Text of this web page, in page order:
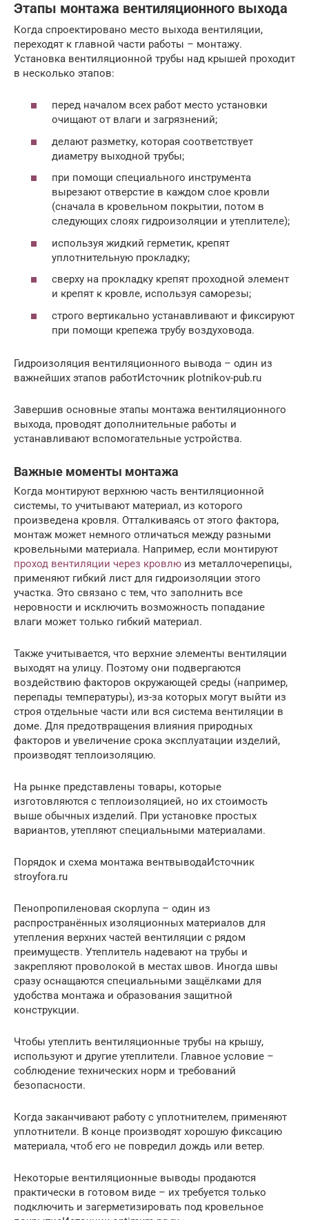
Этапы монтажа вентиляционного выхода
Когда спроектировано место выхода вентиляции,
переходят к главной части работы – монтажу.
Установка вентиляционной трубы над крышей проходит
в несколько этапов:
перед началом всех работ место установки
очищают от влаги и загрязнений;
делают разметку, которая соответствует
диаметру выходной трубы;
при помощи специального инструмента
вырезают отверстие в каждом слое кровли
(сначала в кровельном покрытии, потом в
следующих слоях гидроизоляции и утеплителе);
используя жидкий герметик, крепят
уплотнительную прокладку;
сверху на прокладку крепят проходной элемент
и крепят к кровле, используя саморезы;
строго вертикально устанавливают и фиксируют
при помощи крепежа трубу воздуховода.
Гидроизоляция вентиляционного вывода – один из
важнейших этапов работИсточник plotnikov-pub.ru
Завершив основные этапы монтажа вентиляционного
выхода, проводят дополнительные работы и
устанавливают вспомогательные устройства.
Важные моменты монтажа
Когда монтируют верхнюю часть вентиляционной
системы, то учитывают материал, из которого
произведена кровля. Отталкиваясь от этого фактора,
монтаж может немного отличаться между разными
кровельными материала. Например, если монтируют
проход вентиляции через кровлю из металлочерепицы,
применяют гибкий лист для гидроизоляции этого
участка. Это связано с тем, что заполнить все
неровности и исключить возможность попадание
влаги может только гибкий материал.
Также учитывается, что верхние элементы вентиляции
выходят на улицу. Поэтому они подвергаются
воздействию факторов окружающей среды (например,
перепады температуры), из-за которых могут выйти из
строя отдельные части или вся система вентиляции в
доме. Для предотвращения влияния природных
факторов и увеличение срока эксплуатации изделий,
производят теплоизоляцию.
На рынке представлены товары, которые
изготовляются с теплоизоляцией, но их стоимость
выше обычных изделий. При установке простых
вариантов, утепляют специальными материалами.
Порядок и схема монтажа вентвыводаИсточник
stroyfora.ru
Пенопропиленовая скорлупа – один из
распространённых изоляционных материалов для
утепления верхних частей вентиляции с рядом
преимуществ. Утеплитель надевают на трубы и
закрепляют проволокой в местах швов. Иногда швы
сразу оснащаются специальными защёлками для
удобства монтажа и образования защитной
конструкции.
Чтобы утеплить вентиляционные трубы на крышу,
используют и другие утеплители. Главное условие –
соблюдение технических норм и требований
безопасности.
Когда заканчивают работу с уплотнителем, применяют
уплотнители. В конце производят хорошую фиксацию
материала, чтоб его не повредил дождь или ветер.
Некоторые вентиляционные выводы продаются
практически в готовом виде – их требуется только
подключить и загерметизировать под кровельное